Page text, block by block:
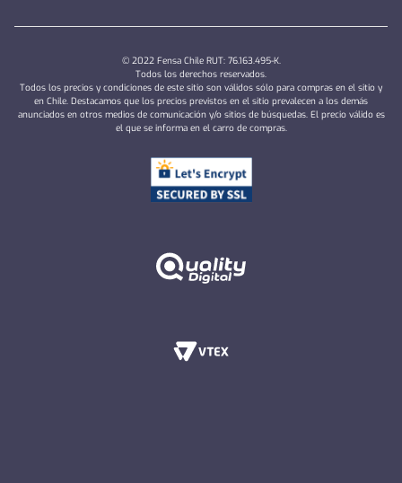
© 2022 Fensa Chile RUT: 76.163.495-K.
Todos los derechos reservados.
Todos los precios y condiciones de este sitio son válidos sólo para compras en el sitio y
en Chile. Destacamos que los precios previstos en el sitio prevalecen a los demás
anunciados en otros medios de comunicación y/o sitios de búsquedas. El precio válido es
el que se informa en el carro de compras.